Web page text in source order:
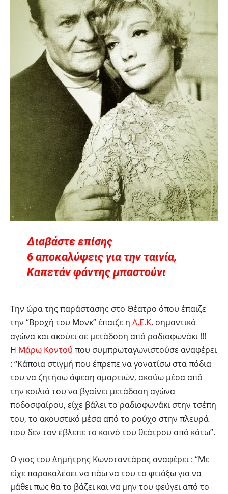
Διαβάστε επίσης
6 αποκαλύψεις για την ταινία,
Καπετάν φάντης μπαστούνι
Την ώρα της παράστασης στο Θέατρο όπου έπαιζε
την “Βροχή του Μονκ” έπαιζε η Α.Ε.Κ. σημαντικό
αγώνα και ακούει σε μετάδοση από ραδιοφωνάκι !!!
Η Μάρω Κοντού που συμπρωταγωνιστούσε αναφέρει
: “Κάποια στιγμή που έπρεπε να γονατίσω στα πόδια
του να ζητήσω άφεση αμαρτιών, ακούω μέσα από
την κοιλιά του να βγαίνει μετάδοση αγώνα
ποδοσφαίρου, είχε βάλει το ραδιοφωνάκι στην τσέπη
του, το ακουστικό μέσα από το ρούχο στην πλευρά
που δεν τον έβλεπε το κοινό του θεάτρου από κάτω”.
Ο γιος του Δημήτρης Κωνσταντάρας αναφέρει : “Mε
είχε παρακαλέσει να πάω να του το φτιάξω για να
μάθει πως θα το βάζει και να μην του φεύγει από το